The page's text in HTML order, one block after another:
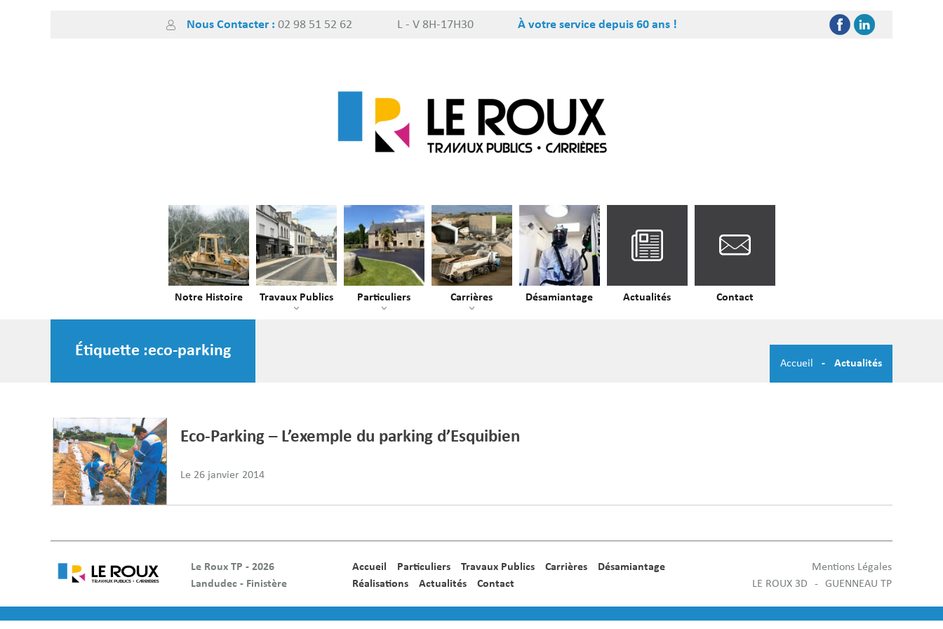
Nous Contacter : 02 98 51 52 62 L - V 8H-17H30 À votre service depuis 60 ans !
Notre Histoire Travaux Publics Particuliers Carrières Désamiantage Actualités Contact
Étiquette :eco-parking
Accueil Actualités
Eco-Parking – L’exemple du parking d’Esquibien
Le 26 janvier 2014
Le Roux TP - 2026
Landudec - Finistère
Accueil Particuliers Travaux Publics Carrières
Désamiantage
Réalisations
Actualités Contact
Mentions Légales
LE ROUX 3D
GUENNEAU TP